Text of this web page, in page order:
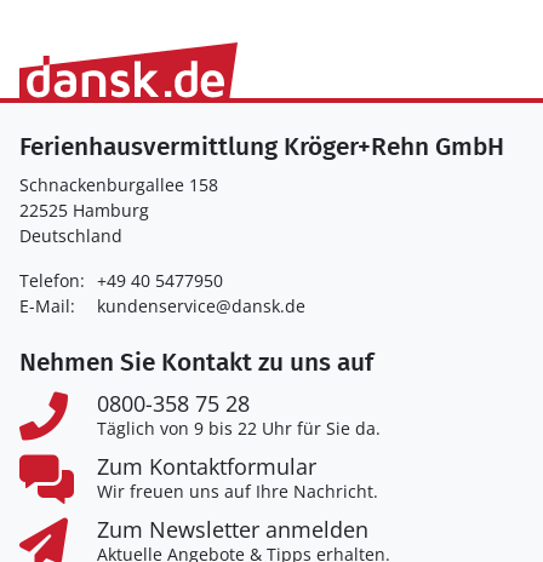
Ferienhausvermittlung Kröger+Rehn GmbH
Schnackenburgallee 158
22525 Hamburg
Deutschland
Telefon: +49 40 5477950
E-Mail:
kundenservice@dansk.de
Nehmen Sie Kontakt zu uns auf
0800-358 75 28
Täglich von 9 bis 22 Uhr für Sie da.
Zum Kontaktformular
Wir freuen uns auf Ihre Nachricht.
Zum Newsletter anmelden
Aktuelle Angebote & Tipps erhalten.